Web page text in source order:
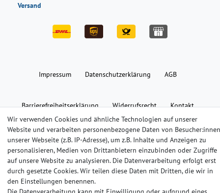
Versand
Impressum Daten­schutz­erklärung AGB
Barrierefreiheitserklärung Widerrufs­recht
Kontakt
Wir verwenden Cookies und ähnliche Technologien auf unserer
Website und verarbeiten personenbezogene Daten von Besucher:innen
unserer Webseite (z.B. IP-Adresse), um z.B. Inhalte und Anzeigen zu
personalisieren, Medien von Drittanbietern einzubinden oder Zugriffe
auf unsere Website zu analysieren. Die Datenverarbeitung erfolgt erst
durch gesetzte Cookies. Wir teilen diese Daten mit Dritten, die wir in
den Einstellungen benennen.
© Copyright 2024-2025 | Alle Rechte vorbehalten.
Widerrufs­recht Widerrufs­formular Impressum